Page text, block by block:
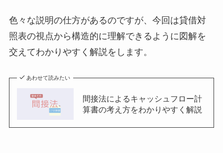
色々な説明の仕方があるのですが、今回は貸借対
照表の視点から構造的に理解できるように図解を
交えてわかりやすく解説をします。
あわせて読みたい
間接法によるキャッシュフロー計
算書の考え方をわかりやすく解説